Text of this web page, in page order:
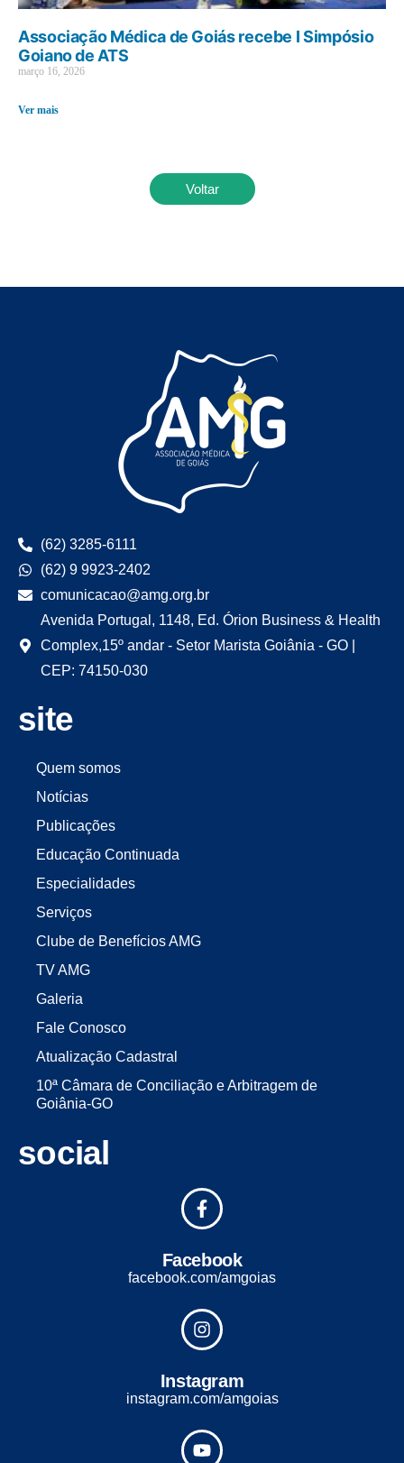
Associação Médica de Goiás recebe I Simpósio
Goiano de ATS
março 16, 2026
Ver mais
Voltar
(62) 3285-6111
(62) 9 9923-2402
comunicacao@amg.org.br
Avenida Portugal, 1148, Ed. Órion Business & Health
Complex,15º andar - Setor Marista Goiânia - GO |
CEP: 74150-030
site
Quem somos
Notícias
Publicações
Educação Continuada
Especialidades
Serviços
Clube de Benefícios AMG
TV AMG
Galeria
Fale Conosco
Atualização Cadastral
10ª Câmara de Conciliação e Arbitragem de
Goiânia-GO
social
Facebook
facebook.com/amgoias
Instagram
instagram.com/amgoias